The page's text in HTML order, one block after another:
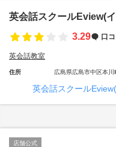
英会話スクールEview(
3.29
口コ
英会話教室
住所 広島県広島市中区本川
英会話スクール
店舗公式